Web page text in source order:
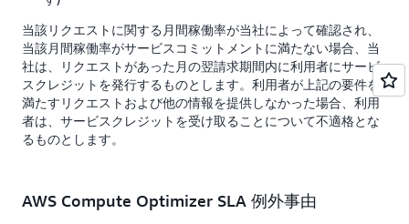
当該リクエストに関する月間稼働率が当社によって確認され、
当該月間稼働率がサービスコミットメントに満たない場合、当
社は、リクエストがあった月の翌請求期間内に利用者にサービ
スクレジットを発行するものとします。利用者が上記の要件を
満たすリクエストおよび他の情報を提供しなかった場合、利用
者は、サービスクレジットを受け取ることについて不適格とな
るものとします。
AWS Compute Optimizer SLA 例外事由